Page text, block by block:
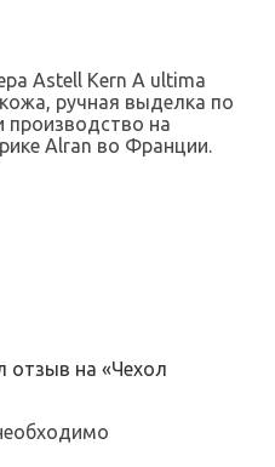
Astell Kern A ultima
ручная выделка по
производство на
Alran во Франции.
отзыв на «Чехол